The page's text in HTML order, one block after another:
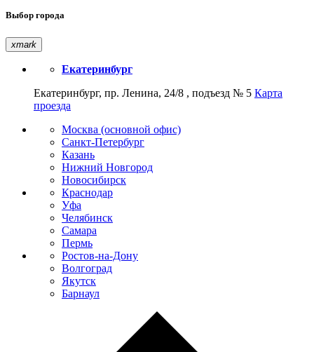
Выбор города
xmark
Екатеринбург
Екатеринбург, пр. Ленина, 24/8 , подъезд № 5 Карта
проезда
Москва (основной офис)
Санкт-Петербург
Казань
Нижний Новгород
Новосибирск
Краснодар
Уфа
Челябинск
Самара
Пермь
Ростов-на-Дону
Волгоград
Якутск
Барнаул